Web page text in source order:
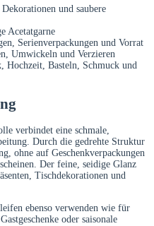
und saubere
Acetatgarne
Serienverpackungen und Vorrat
Umwickeln und Verzieren
Basteln, Schmuck und
verbindet eine schmale,
Durch die gedrehte Struktur
ohne auf Geschenkverpackungen
Der feine, seidige Glanz
Tischdekorationen und
ebenso verwenden wie für
oder saisonale